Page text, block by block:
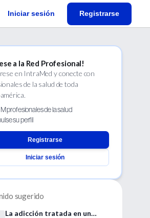
Iniciar sesión Registrarse
a la Red Profesional!
en IntraMed y conecte con
de la salud de toda
M profesionales de la salud
su perfil
Registrarse
Iniciar sesión
sugerido
La adicción tratada en un